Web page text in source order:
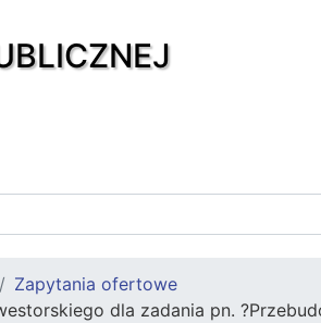
Zapytania ofertowe
dla zadania pn.